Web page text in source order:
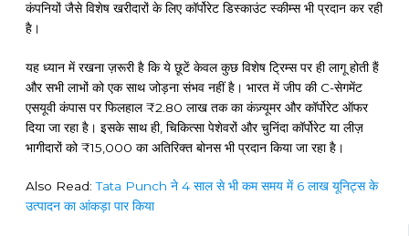
कंपनियों जैसे विशेष खरीदारों के लिए कॉर्पोरेट डिस्काउंट स्कीम्स भी प्रदान कर रही
है।
यह ध्यान में रखना ज़रूरी है कि ये छूटें केवल कुछ विशेष ट्रिम्स पर ही लागू होती हैं
और सभी लाभों को एक साथ जोड़ना संभव नहीं है। भारत में जीप की C-सेगमेंट
एसयूवी कंपास पर फिलहाल ₹2.80 लाख तक का कंज़्यूमर और कॉर्पोरेट ऑफर
दिया जा रहा है। इसके साथ ही, चिकित्सा पेशेवरों और चुनिंदा कॉर्पोरेट या लीज़
भागीदारों को ₹15,000 का अतिरिक्त बोनस भी प्रदान किया जा रहा है।
Also Read:Tata Punch ने 4 साल से भी कम समय में 6 लाख यूनिट्स के
उत्पादन का आंकड़ा पार किया